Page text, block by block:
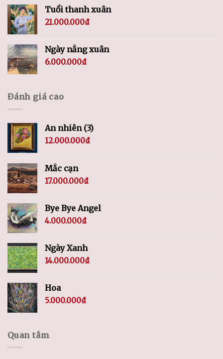
Tuổi thanh xuân
21.000.000₫
Ngày nắng xuân
6.000.000₫
Đánh giá cao
An nhiên (3)
12.000.000₫
Mắc cạn
17.000.000₫
Bye Bye Angel
4.000.000₫
Ngày Xanh
14.000.000₫
Hoa
5.000.000₫
Quan tâm